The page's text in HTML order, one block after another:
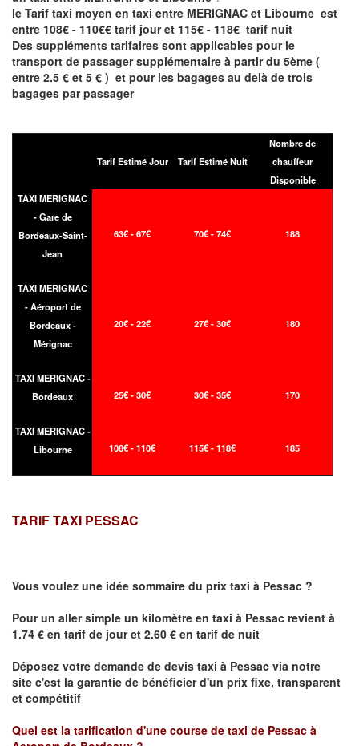
le Tarif taxi moyen en taxi entre MERIGNAC et Libourne est
entre 108€ - 110€€ tarif jour et 115€ - 118€ tarif nuit
Des suppléments tarifaires sont applicables pour le
transport de passager supplémentaire à partir du 5ème (
entre 2.5 € et 5 € ) et pour les bagages au delà de trois
bagages par passager
Tarif Estimé Jour Tarif Estimé Nuit
Nombre de
chauffeur
Disponible
TAXI MERIGNAC
- Gare de
Bordeaux-Saint-
Jean
63€ - 67€ 70€ - 74€ 188
TAXI MERIGNAC
- Aéroport de
Bordeaux -
Mérignac
20€ - 22€ 27€ - 30€ 180
TAXI MERIGNAC -
Bordeaux
25€ - 30€ 30€ - 35€ 170
TAXI MERIGNAC -
Libourne
108€ - 110€ 115€ - 118€ 185
TARIF TAXI PESSAC
Vous voulez une idée sommaire du prix taxi à Pessac ?
Pour un aller simple un kilomètre en taxi à Pessac revient à
1.74 € en tarif de jour et 2.60 € en tarif de nuit
Déposez votre demande de devis taxi à Pessac via notre
site c'est la garantie de bénéficier d'un prix fixe, transparent
et compétitif
Quel est la tarification d'une course de taxi de Pessac à